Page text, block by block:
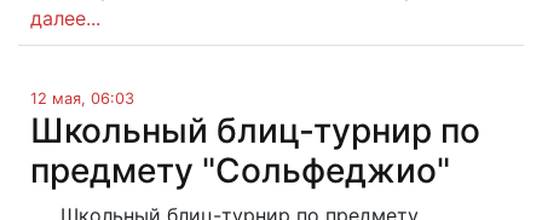
далее...
12 мая, 06:03
Школьный блиц-турнир по
предмету "Сольфеджио"
Школьный блиц-турнир по предмету